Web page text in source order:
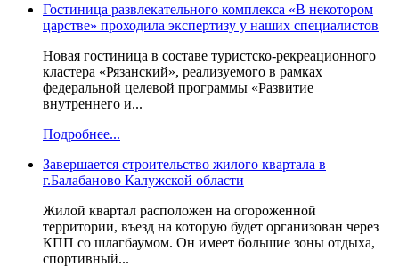
Гостиница развлекательного комплекса «В некотором
царстве» проходила экспертизу у наших специалистов
Новая гостиница в составе туристско-рекреационного
кластера «Рязанский», реализуемого в рамках
федеральной целевой программы «Развитие
внутреннего и...
Подробнее...
Завершается строительство жилого квартала в
г.Балабаново Калужской области
Жилой квартал расположен на огороженной
территории, въезд на которую будет организован через
КПП со шлагбаумом. Он имеет большие зоны отдыха,
спортивный...